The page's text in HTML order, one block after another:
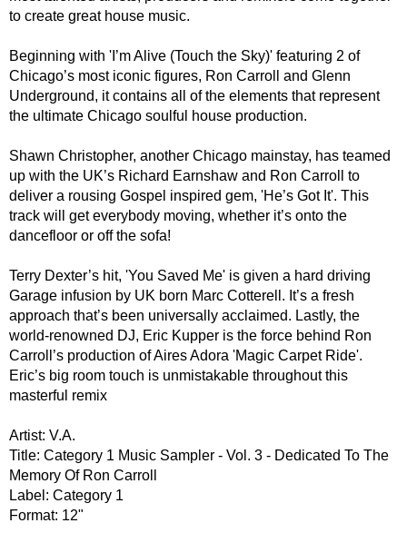
to create great house music.
Beginning with 'I’m Alive (Touch the Sky)' featuring 2 of
Chicago’s most iconic figures, Ron Carroll and Glenn
Underground, it contains all of the elements that represent
the ultimate Chicago soulful house production.
Shawn Christopher, another Chicago mainstay, has teamed
up with the UK’s Richard Earnshaw and Ron Carroll to
deliver a rousing Gospel inspired gem, 'He’s Got It'. This
track will get everybody moving, whether it’s onto the
dancefloor or off the sofa!
Terry Dexter’s hit, 'You Saved Me' is given a hard driving
Garage infusion by UK born Marc Cotterell. It’s a fresh
approach that’s been universally acclaimed. Lastly, the
world-renowned DJ, Eric Kupper is the force behind Ron
Carroll’s production of Aires Adora 'Magic Carpet Ride'.
Eric’s big room touch is unmistakable throughout this
masterful remix
Artist: V.A.
Title: Category 1 Music Sampler - Vol. 3 - Dedicated To The
Memory Of Ron Carroll
Label: Category 1
Format: 12"